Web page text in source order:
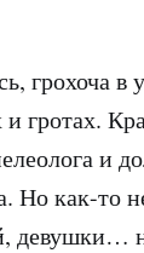
грохоча
и гротах.
и
Но как-то
девушки…